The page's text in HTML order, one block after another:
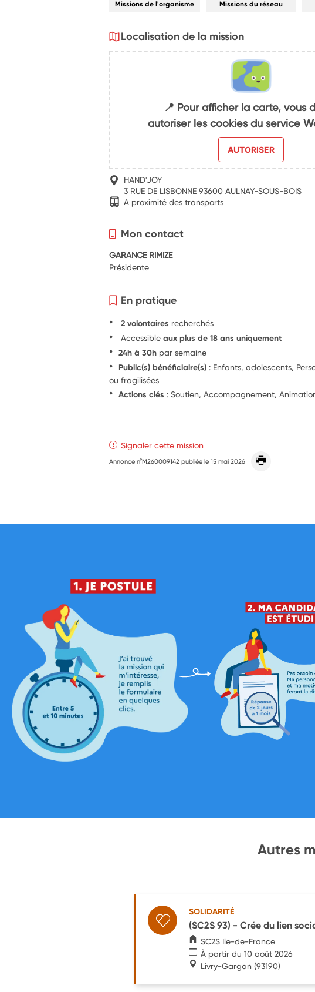
Missions de l'organisme Missions du réseau
Localisation de la mission
📍 Pour afficher la carte, vous
autoriser les cookies du service
AUTORISER
HAND'JOY
3 RUE DE LISBONNE 93600 AULNAY-SOUS-BOIS
A proximité des transports
Mon contact
GARANCE RIMIZE
Présidente
En pratique
2 volontaires recherchés
Accessibleaux plus de 18 ans uniquement
24h à 30h par semaine
Public(s) bénéficiaire(s) : Enfants, adolescents,
ou fragilisées
Actions clés : Soutien, Accompagnement,
Signaler cette mission
Annonce n°M260009142 publiée le15 mai 2026
Autres
SOLIDARITÉ
(SC2S 93) - Crée du lien
SC2S Ile-de-France
À partir du 10 août 2026
Livry-Gargan (93190)